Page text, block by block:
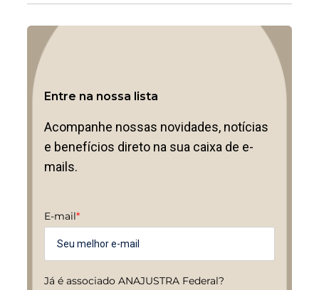
Entre na nossa lista
Acompanhe nossas novidades, notícias
e benefícios direto na sua caixa de e-
mails.
E-mail*
Já é associado ANAJUSTRA Federal?